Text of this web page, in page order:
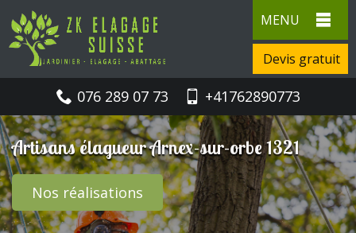
MENU
Devis gratuit
076 289 07 73 +41762890773
Artisans élagueur Arnex-sur-orbe 1321
Nos réalisations